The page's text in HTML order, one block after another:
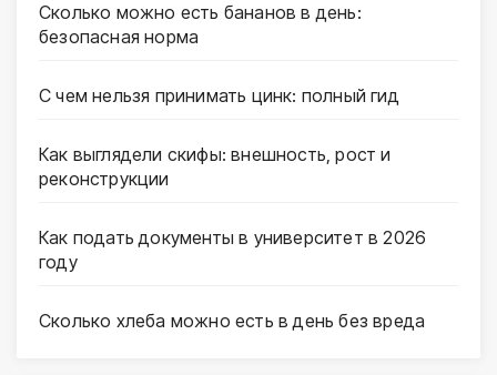
Сколько можно есть бананов в день:
безопасная норма
С чем нельзя принимать цинк: полный гид
Как выглядели скифы: внешность, рост и
реконструкции
Как подать документы в университет в 2026
году
Сколько хлеба можно есть в день без вреда